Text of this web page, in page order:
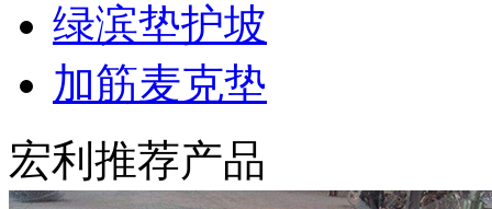
绿滨垫护坡
加筋麦克垫
宏利推荐产品